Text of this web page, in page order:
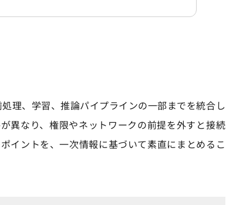
理、学習、推論パイプラインの一部までを統合し
異なり、権限やネットワークの前提を外すと接続
イントを、一次情報に基づいて素直にまとめるこ